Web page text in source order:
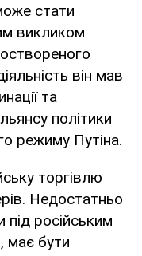
стати
викликом
він мав
та
політики
режиму Путіна.
торгівлю
Недостатньо
російським
має бути